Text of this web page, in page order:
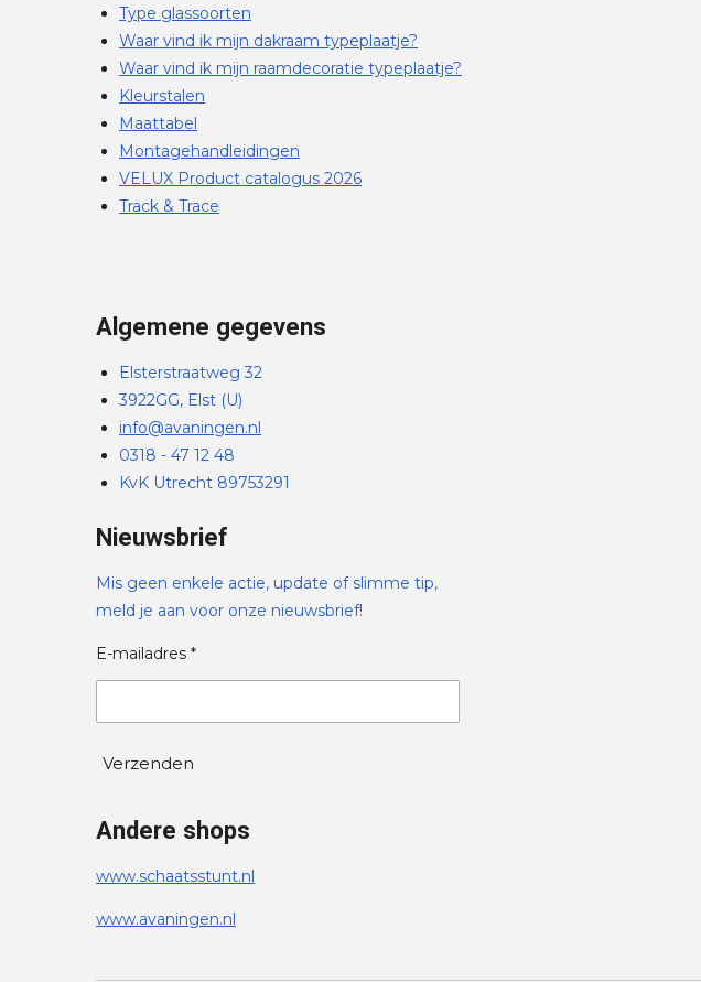
Type glassoorten
Waar vind ik mijn dakraam typeplaatje?
Waar vind ik mijn raamdecoratie typeplaatje?
Kleurstalen
Maattabel
Montagehandleidingen
VELUX Product catalogus 2026
Track & Trace
Algemene gegevens
Elsterstraatweg 32
3922GG, Elst (U)
info@avaningen.nl
0318 - 47 12 48
KvK Utrecht 89753291
Nieuwsbrief
Mis geen enkele actie, update of slimme tip,
meld je aan voor onze nieuwsbrief!
E-mailadres *
Verzenden
Andere shops
www.schaatsstunt.nl
www.avaningen.nl